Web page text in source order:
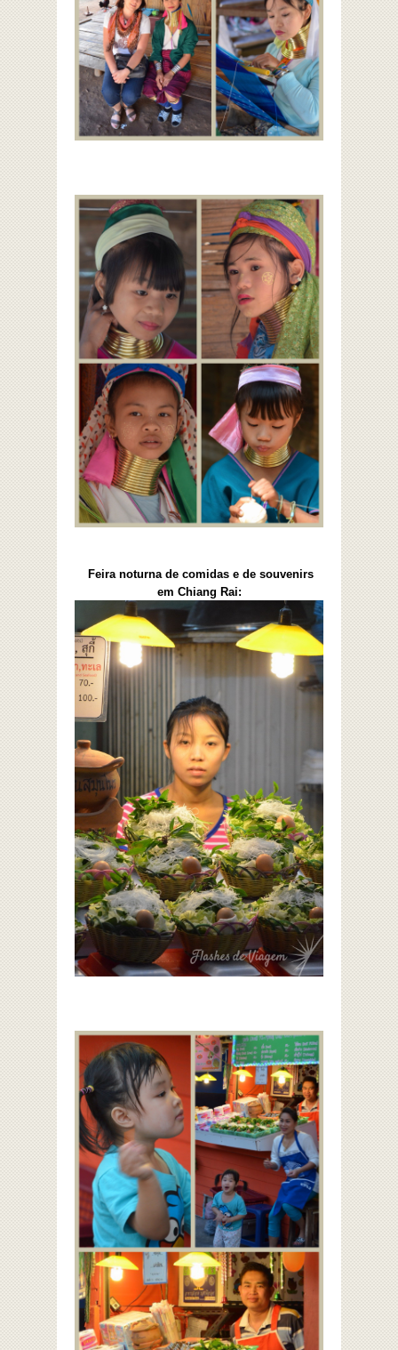
Feira noturna de comidas e de souvenirs
em Chiang Rai: